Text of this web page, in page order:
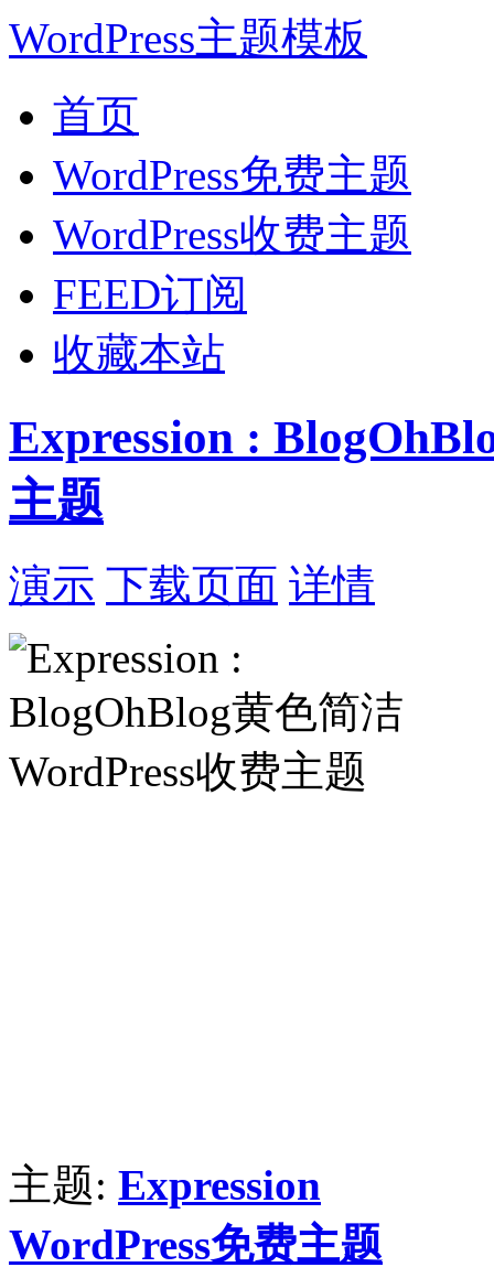
WordPress主题模板
首页
WordPress免费主题
WordPress收费主题
FEED订阅
收藏本站
Expression :
主题
演示 下载页面 详情
主题: Expression
WordPress免费主题